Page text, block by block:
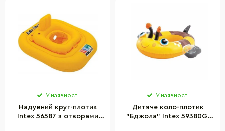
У наявності
Надувний круг-плотик
Intex 56587 з отворами
У наявності
Дитяче коло-плотик
"Бджола" Intex 59380G,